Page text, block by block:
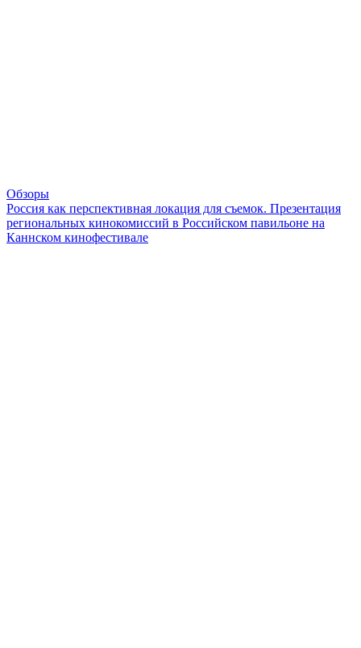
Обзоры
Россия как перспективная локация для съемок. Презентация
региональных кинокомиссий в Российском павильоне на
Каннском кинофестивале